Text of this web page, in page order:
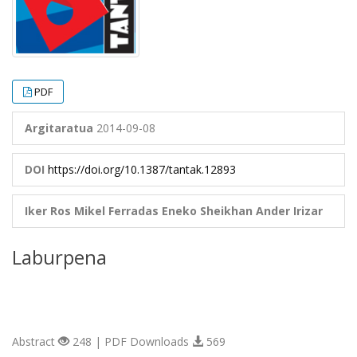
PDF
Argitaratua 2014-09-08
DOI https://doi.org/10.1387/tantak.12893
Iker Ros Mikel Ferradas Eneko Sheikhan Ander Irizar
Laburpena
Abstract 248 | PDF Downloads 569